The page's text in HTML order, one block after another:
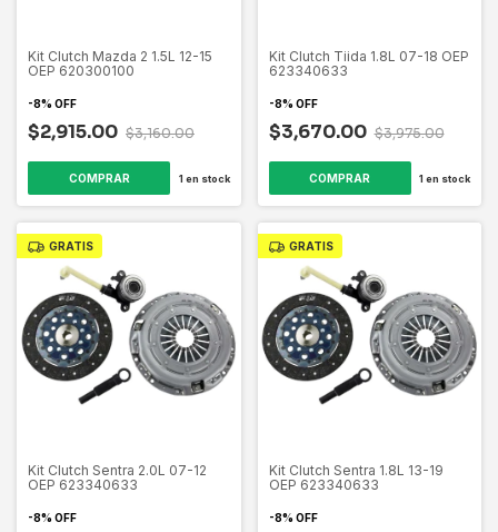
Kit Clutch Mazda 2 1.5L 12-15
OEP 620300100
-8% OFF
$2,915.00 $3,160.00
1 en stock
Kit Clutch Tiida 1.8L 07-18 OEP
623340633
-8% OFF
$3,670.00 $3,975.00
1 en stock
GRATIS
Kit Clutch Sentra 2.0L 07-12
OEP 623340633
-8% OFF
GRATIS
Kit Clutch Sentra 1.8L 13-19
OEP 623340633
-8% OFF